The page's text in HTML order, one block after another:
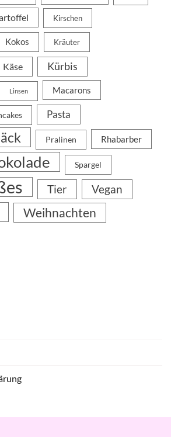
Kirschen
Kokos Kräuter
Käse Kürbis
Linsen Macarons
Pasta
Pralinen Rhabarber
Spargel
Tier Vegan
Weihnachten